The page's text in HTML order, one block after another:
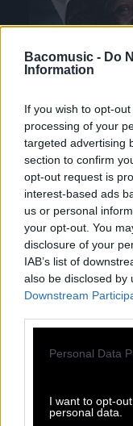
Bacomusic - Do
Information
If you wish to opt-
processing of your
targeted advertising
section to confirm
opt-out request is
interest-based ads
us or personal
your opt-out. You
disclosure of your
IAB’s list of
also be disclosed by
Downstream
Personal Data
I want to opt-
personal data.